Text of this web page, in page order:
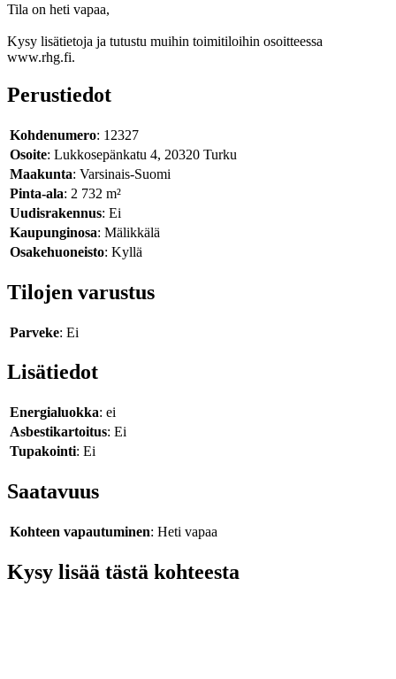
Tila on heti vapaa,
Kysy lisätietoja ja tutustu muihin toimitiloihin osoitteessa
www.rhg.fi.
Perustiedot
Kohdenumero: 12327
Osoite: Lukkosepänkatu 4, 20320 Turku
Maakunta: Varsinais-Suomi
Pinta-ala: 2 732 m²
Uudisrakennus: Ei
Kaupunginosa: Mälikkälä
Osakehuoneisto: Kyllä
Tilojen varustus
Parveke: Ei
Lisätiedot
Energialuokka: ei
Asbestikartoitus: Ei
Tupakointi: Ei
Saatavuus
Kohteen vapautuminen: Heti vapaa
Kysy lisää tästä kohteesta